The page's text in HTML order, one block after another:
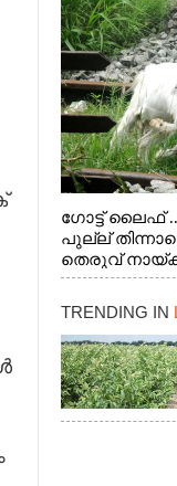
ഗോട്ട് ലൈഫ്
പുല്ല്
തെരുവ്
വന്നതോടെ
TRENDING IN